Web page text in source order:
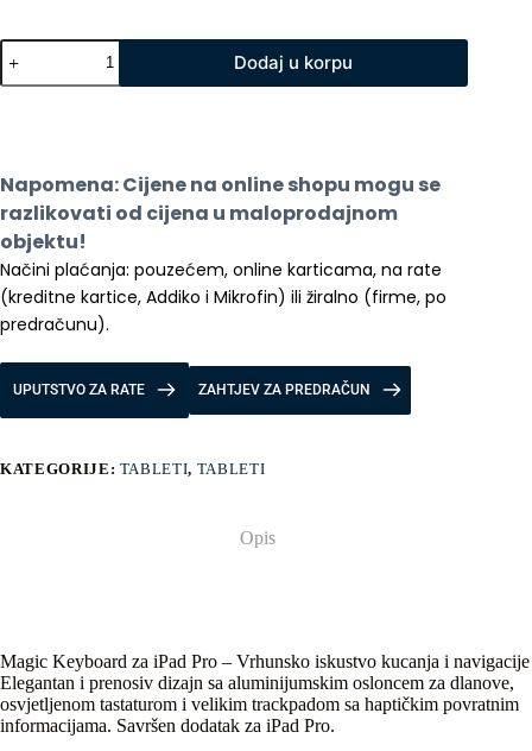
Magic
Keyboard
iPad
English
Black
količina
Dodaj u korpu
Napomena: Cijene na online shopu mogu se
razlikovati od cijena u maloprodajnom
objektu!
Načini plaćanja: pouzećem, online karticama, na rate
(kreditne kartice, Addiko i Mikrofin) ili žiralno (firme, po
predračunu).
UPUTSTVO ZA RATE ZAHTJEV ZA PREDRAČUN
KATEGORIJE: TABLETI, TABLETI
Opis
Magic Keyboard za iPad Pro – Vrhunsko iskustvo kucanja i navigacije
Elegantan i prenosiv dizajn sa aluminijumskim osloncem za dlanove,
osvjetljenom tastaturom i velikim trackpadom sa haptičkim povratnim
informacijama. Savršen dodatak za iPad Pro.